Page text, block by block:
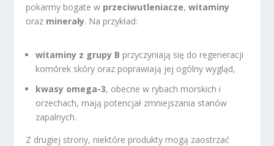
pokarmy bogate w przeciwutleniacze,witaminy
oraz minerały. Na przykład:
witaminy z grupy B przyczyniają się do regeneracji
komórek skóry oraz poprawiają jej ogólny wygląd,
kwasy omega-3, obecne w rybach morskich i
orzechach, mają potencjał zmniejszania stanów
zapalnych.
Z drugiej strony, niektóre produkty mogą zaostrzać